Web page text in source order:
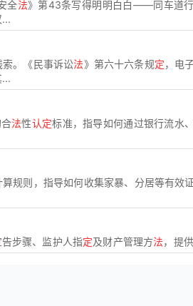
全法》第43条写得明明白白——同车道
。《民事诉讼法》第六十六条规定，电
法性认定标准，指导如何通过银行流水
规则，指导如何收集家暴、分居等有效
告步骤、监护人指定及财产管理方法，提